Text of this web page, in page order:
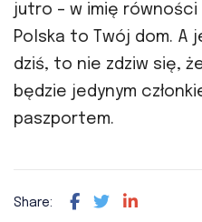
jutro – w imię równości
Polska to Twój dom. A
dziś, to nie zdziw się,
będzie jedynym
paszportem.
Share: